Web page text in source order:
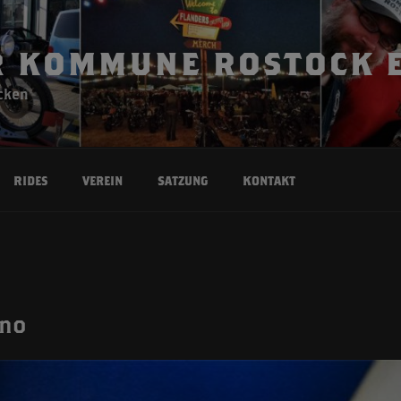
KOMMUNE ROSTOCK
Rides Verein Satzung Kontakt